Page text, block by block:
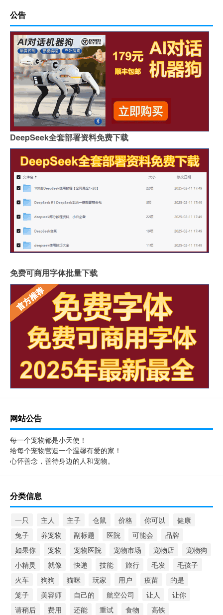
公告
DeepSeek全套部署资料免费下载
免费可商用字体批量下载
网站公告
每一个宠物都是小天使！
给每个宠物营造一个温馨有爱的家！
心怀善念，善待身边的人和宠物。
分类信息
一只 主人 主子 仓鼠 价格 你可以
健康
兔子
养宠物 副标题 医院 可能会
品牌
如果你
宠物 宠物医院 宠物市场 宠物店
宠物狗
小精灵
就像 快递 技能 旅行 毛发
毛孩子
火车
狗狗 猫咪 玩家 用户 疫苗
的是
笼子
美容师 自己的 航空公司 让人
让你
请稍后
费用 还能 重试 食物 高铁